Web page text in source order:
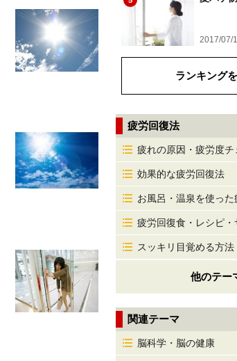
2017/07/
ランキング
疲労回復法
疲れの原因・疲労度
効果的な疲労回復法
お風呂・温泉を使っ
疲労回復食・レシピ・
スッキリ目覚める方法
他のテー
関連テーマ
脳科学・脳の健康